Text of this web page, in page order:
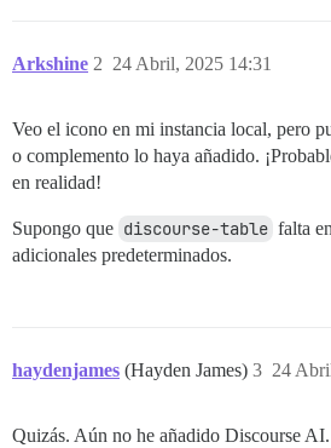
Arkshine 24 Abril, 2025 14:31
2
Veo el icono en mi instancia local, pero
o complemento lo haya añadido.
en realidad!
Supongo que discourse-table falta
adicionales predeterminados.
haydenjames (Hayden James) 24
3
Quizás. Aún no he añadido Discourse